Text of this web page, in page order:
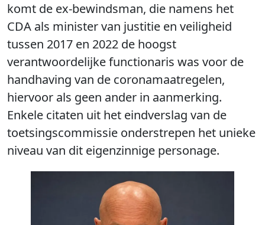
komt de ex-bewindsman, die namens het
CDA als minister van justitie en veiligheid
tussen 2017 en 2022 de hoogst
verantwoordelijke functionaris was voor de
handhaving van de coronamaatregelen,
hiervoor als geen ander in aanmerking.
Enkele citaten uit het eindverslag van de
toetsingscommissie onderstrepen het unieke
niveau van dit eigenzinnige personage.